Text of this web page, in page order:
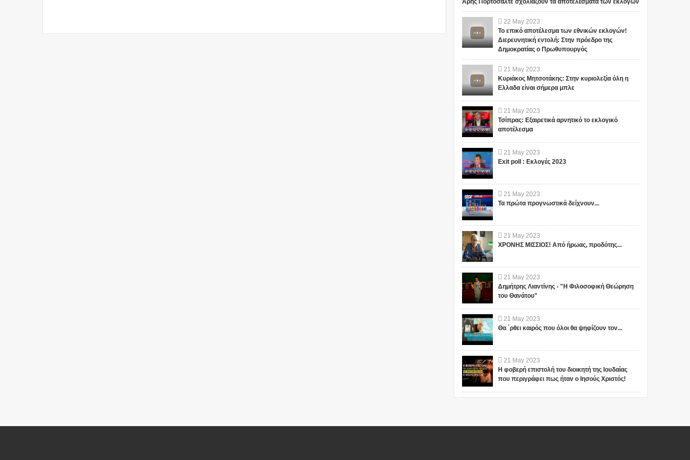
Άρης Πορτοσάλτε σχολιάζουν τα αποτελέσματα των εκλογών
22 May 2023
Το επικό αποτέλεσμα των εθνικών εκλογών!
Διερευνητική εντολή: Στην πρόεδρο της
Δημοκρατίας ο Πρωθυπουργός
21 May 2023
Κυριάκος Μητσοτάκης: Στην κυριολεξία όλη η
Ελλαδα είναι σήμερα μπλε
21 May 2023
Τσίπρας: Εξαιρετικά αρνητικό το εκλογικό
αποτέλεσμα
21 May 2023
Exit poll : Εκλογές 2023
21 May 2023
Τα πρώτα προγνωστικά δείχνουν...
21 May 2023
ΧΡΟΝΗΣ ΜΙΣΣΙΟΣ! Από ήρωας, προδότης...
21 May 2023
Δημήτρης Λιαντίνης - "Η Φιλοσοφική Θεώρηση
του Θανάτου"
21 May 2023
Θα ΄ρθει καιρός που όλοι θα ψηφίζουν τον...
21 May 2023
Η φοβερή επιστολή του διοικητή της Ιουδαίας
που περιγράφει πως ήταν ο Ιησούς Χριστός!